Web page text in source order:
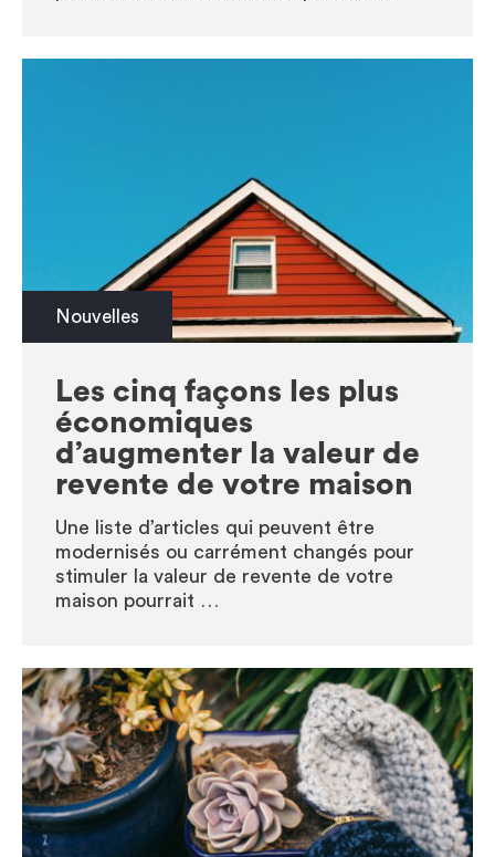
Nouvelles
Les cinq façons les plus
économiques
d’augmenter la valeur de
revente de votre maison
Une liste d’articles qui peuvent être
modernisés ou carrément changés pour
stimuler la valeur de revente de votre
maison pourrait …